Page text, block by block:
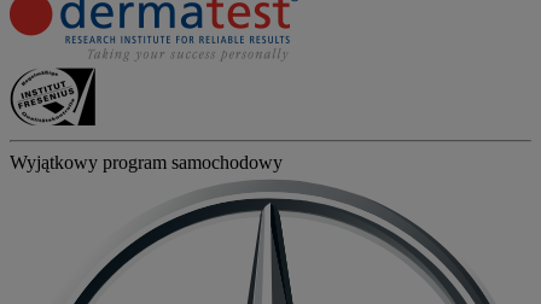
Wyjątkowy program samochodowy